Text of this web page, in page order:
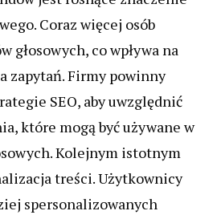
Coraz więcej osób
głosowych, co wpływa na
zapytań. Firmy powinny
SEO, aby uwzględnić
które mogą być używane w
Kolejnym istotnym
treści. Użytkownicy
spersonalizowanych